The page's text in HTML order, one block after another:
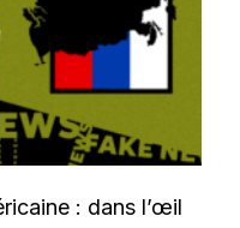
: dans l’œil